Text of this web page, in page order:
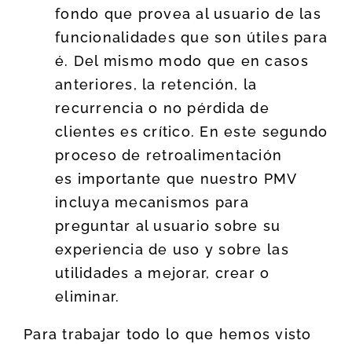
fondo que provea al usuario de las
funcionalidades que son útiles para
é. Del mismo modo que en casos
anteriores, la retención, la
recurrencia o no pérdida de
clientes es crítico. En este segundo
proceso de retroalimentación
es importante que nuestro PMV
incluya mecanismos para
preguntar al usuario sobre su
experiencia de uso y sobre las
utilidades a mejorar, crear o
eliminar.
Para trabajar todo lo que hemos visto